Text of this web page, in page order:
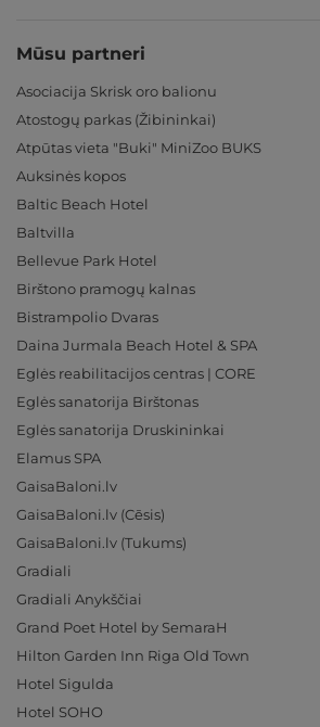
Mūsu partneri
Asociacija Skrisk oro balionu
Atostogų parkas (Žibininkai)
Atpūtas vieta "Buki" MiniZoo BUKS
Auksinės kopos
Baltic Beach Hotel
Baltvilla
Bellevue Park Hotel
Birštono pramogų kalnas
Bistrampolio Dvaras
Daina Jurmala Beach Hotel & SPA
Eglės reabilitacijos centras | CORE
Eglės sanatorija Birštonas
Eglės sanatorija Druskininkai
Elamus SPA
GaisaBaloni.lv
GaisaBaloni.lv (Cēsis)
GaisaBaloni.lv (Tukums)
Gradiali
Gradiali Anykščiai
Grand Poet Hotel by SemaraH
Hilton Garden Inn Riga Old Town
Hotel Sigulda
Hotel SOHO